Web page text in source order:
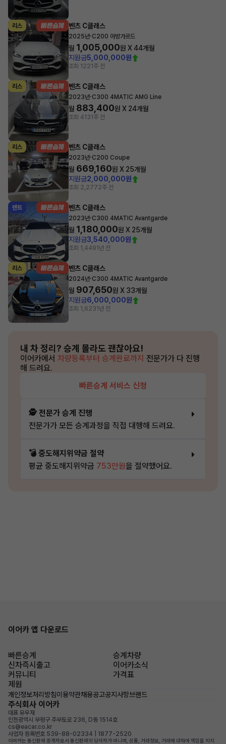
리스 벤츠 C클래스
2025년·C200 아방가르드
월 1,005,000원 X44개월
지원금5,000,000원
조회 1221주 전
리스 벤츠 C클래스
2023년·C300 4MATIC AMG Line
월 883,400원 X 24개월
조회 4131주 전
리스 벤츠 C클래스
2023년·C200 Coupe
월 669,160원 X 25개월
지원금2,000,000원
조회 2,2772주 전
렌트 벤츠 C클래스
2023년·C300 4MATIC Avantgarde
월 1,180,000원 X 25개월
지원금3,540,000원
조회 1,4491년 전
리스 벤츠 C클래스
2024년·C300 4MATIC Avantgarde
월 907,650원 X 33개월
지원금6,000,000원
조회 1,6231년 전
내 차 정리? 승계 몰라도 괜찮아요!
이어카에서 차량등록부터 승계완료까지 전문가가 다 진행
해 드려요.
빠른승계 서비스 신청
🕵️ 전문가 승계 진행
전문가가 모든 승계과정을 직접 대행해 드려요.
💣 중도해지위약금 절약
평균 중도해지위약금 753만원을 절약했어요.
이어카 앱 다운로드
빠른승계
승계차량
신차즉시출고
이어카소식
커뮤니티
가격표
제원
개인정보처리방침이용약관채용공고공지사항브랜드
주식회사 이어카
대표 유우재
인천광역시 부평구 주부토로 236, D동 1514호
cs@eacar.co.kr
사업자 등록번호 539-88-02334 | 1877-2520
이어카는 통신판매 중개자로서 통신판매의 당사자가 아니며, 상품, 거래정보, 거래에 대하여 책임을 지지